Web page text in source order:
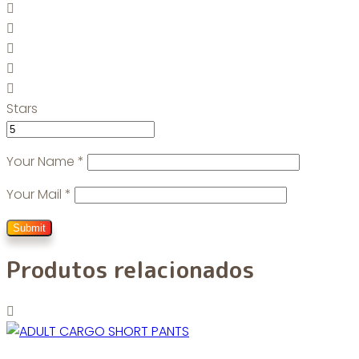
Stars
Your Name *
Your Mail *
Produtos relacionados